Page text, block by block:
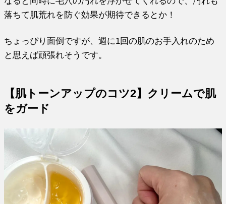
落ちて肌荒れを防ぐ効果が期待できるとか！
ちょっぴり面倒ですが、週に1回の肌のお手入れのため
と思えば頑張れそうです。
【肌トーンアップのコツ2】クリームで肌
をガード